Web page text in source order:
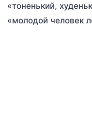
«тоненький,
«молодой человек